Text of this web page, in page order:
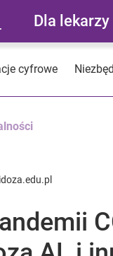
Dla lekarzy
cyfrowe